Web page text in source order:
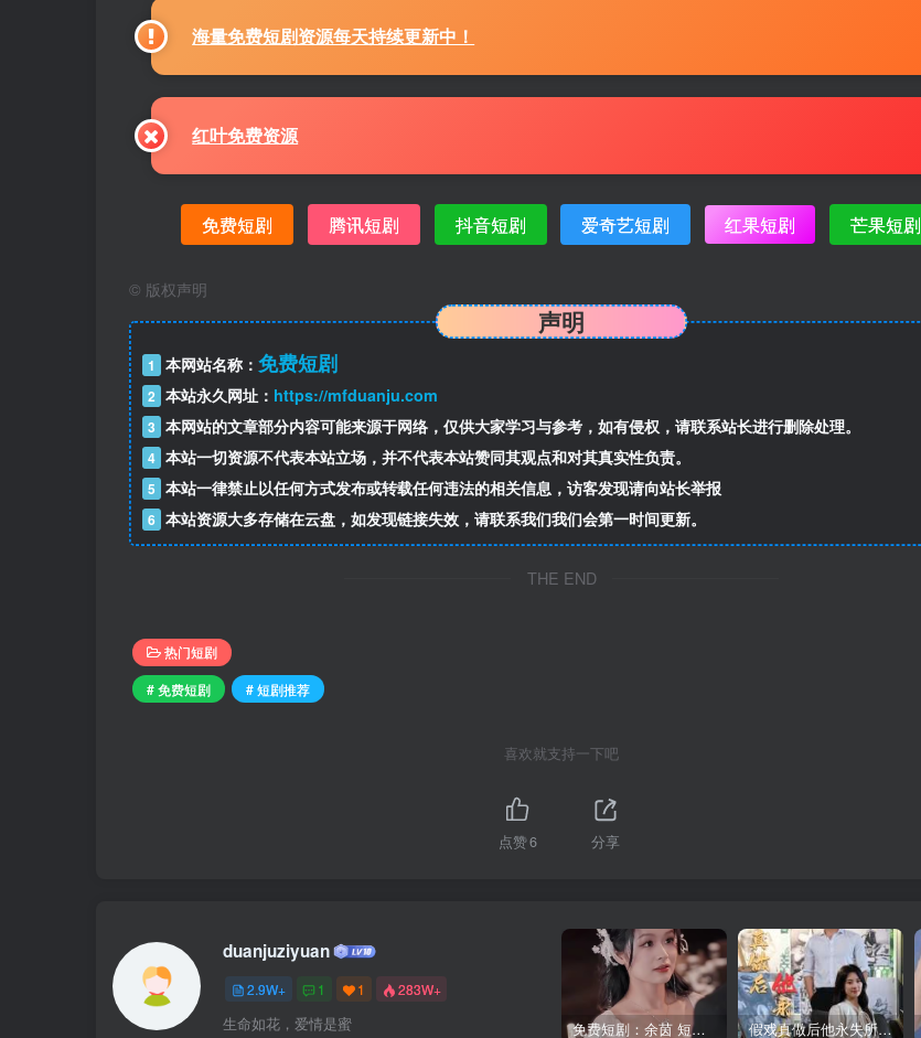
海量免费短剧资源每天持续更新中！
红叶免费资源
免费短剧 腾讯短剧 抖音短剧 爱奇艺短剧 红果短剧 芒果短剧
© 版权声明
声明
1 本网站名称： 免费短剧
2 本站永久网址： https://mfduanju.com
3 本网站的文章部分内容可能来源于网络，仅供大家学习与参考，如有侵权，请联系站长进行删除处理。
4 本站一切资源不代表本站立场，并不代表本站赞同其观点和对其真实性负责。
5 本站一律禁止以任何方式发布或转载任何违法的相关信息，访客发现请向站长举报
6 本站资源大多存储在云盘，如发现链接失效，请联系我们我们会第一时间更新。
THE END
热门短剧
# 免费短剧
# 短剧推荐
喜欢就支持一下吧
点赞6 分享
duanjuziyuan
2.9W+ 1 1 283W+
生命如花，爱情是蜜 免费短剧：余茵 短剧 16部合集 假戏真做后他永失所爱（60集）程澄＆杨珞仟